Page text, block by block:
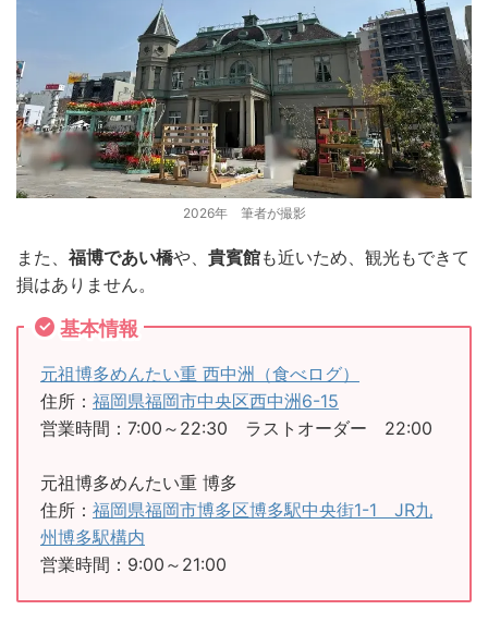
2026年 筆者が撮影
また、 福博であい橋や、 貴賓館も近いため、観光もできて
損はありません。
基本情報
元祖博多めんたい重 西中洲（食べログ）
住所： 福岡県福岡市中央区西中洲6-15
営業時間：7:00～22:30 ラストオーダー 22:00
元祖博多めんたい重 博多
住所： 福岡県福岡市博多区博多駅中央街1-1 JR九
州博多駅構内
営業時間：9:00～21:00